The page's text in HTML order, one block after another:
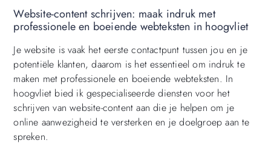
Website-content schrijven: maak indruk met
professionele en boeiende webteksten in hoogvliet
Je website is vaak het eerste contactpunt tussen jou en je
potentiële klanten, daarom is het essentieel om indruk te
maken met professionele en boeiende webteksten. In
hoogvliet bied ik gespecialiseerde diensten voor het
schrijven van website-content aan die je helpen om je
online aanwezigheid te versterken en je doelgroep aan te
spreken.